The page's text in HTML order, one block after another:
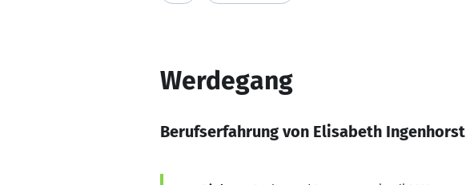
Werdegang
Berufserfahrung von Elisabeth Ingenhorst